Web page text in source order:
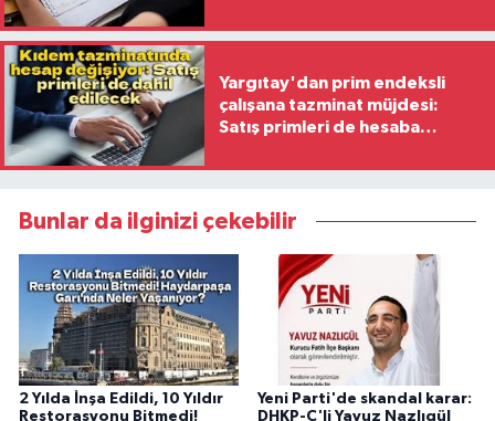
Yargıtay'dan prim endeksli
çalışana tazminat müjdesi:
Satış primleri de hesaba
Bunlar da ilginizi çekebilir
2 Yılda İnşa Edildi, 10 Yıldır
Restorasyonu Bitmedi!
Yeni Parti'de skandal karar:
DHKP-C'li Yavuz Nazlıgül